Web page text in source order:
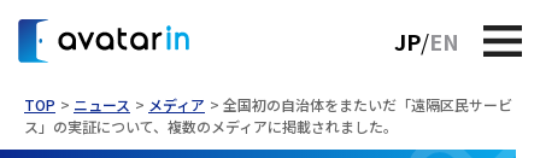
JP EN
TOP ニュース メディア
全国初の自治体をまたいだ「遠隔区民サービ
ス」の実証について、複数のメディアに掲載されました。